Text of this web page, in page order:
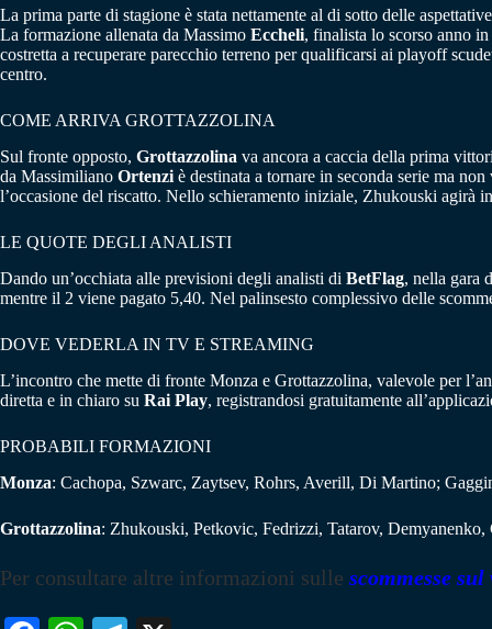
La prima parte di stagione è stata nettamente al di sotto delle
La formazione allenata da Massimo Eccheli, finalista lo scorso anno
costretta a recuperare parecchio terreno per qualificarsi ai playoff
centro.
COME ARRIVA GROTTAZZOLINA
Sul fronte opposto, Grottazzolina va ancora a caccia della prima
da Massimiliano Ortenzi è destinata a tornare in seconda serie ma
l’occasione del riscatto. Nello schieramento iniziale, Zhukouski agirà
LE QUOTE DEGLI ANALISTI
Dando un’occhiata alle previsioni degli analisti di BetFlag, nella gara
mentre il 2 viene pagato 5,40. Nel palinsesto complessivo delle
DOVE VEDERLA IN TV E STREAMING
L’incontro che mette di fronte Monza e Grottazzolina, valevole per
diretta e in chiaro su Rai Play, registrandosi gratuitamente
PROBABILI FORMAZIONI
Monza: Cachopa, Szwarc, Zaytsev, Rohrs, Averill, Di Martino;
Grottazzolina: Zhukouski, Petkovic, Fedrizzi, Tatarov,
Per consultare altre informazioni sulle scommesse